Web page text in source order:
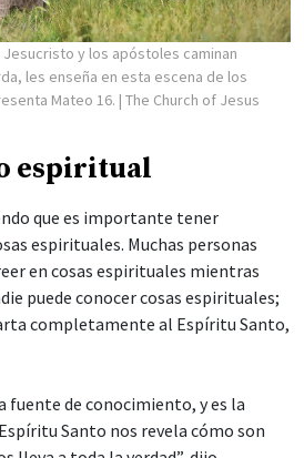
y los apóstoles caminan
les enseña en esta escena de los
Mateo 16. | The Church of Jesus
espiritual
que es importante tener
espirituales. Muchas personas
en cosas espirituales mientras
puede conocer cosas espirituales;
completamente al Espíritu Santo,
fuente de conocimiento, y es la
Santo nos revela cómo son